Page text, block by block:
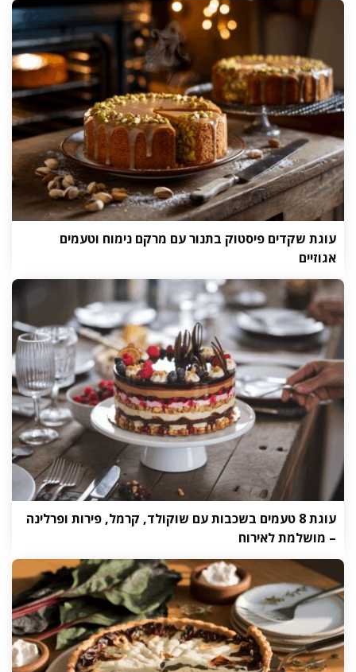
עוגת שקדים פיסטוק בתנור עם מרקם נימוח וטעמים
אגוזיים
עוגת 8 טעמים בשכבות עם שוקולד, קרמל, פירות ופרלינה
– מושלמת לאירוח